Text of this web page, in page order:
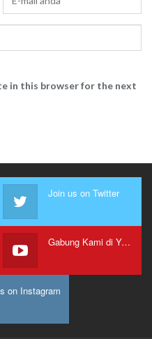
in this browser for the next
Join us on Twitter
Gabung Kami di Youtube
on Instagram